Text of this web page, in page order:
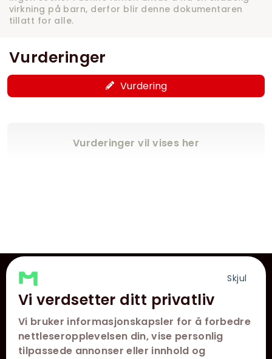
Skjul
Vi verdsetter ditt privatliv
Vi bruker informasjonskapsler for å forbedre
nettleseropplevelsen din, vise personlig
tilpassede annonser eller innhold og
virkning på barn, derfor blir denne dokumentaren
tillatt for alle.
Vurderinger
Vurdering
Vurderinger vil vises her
VÅRE KINOER
KUNDESERVICE